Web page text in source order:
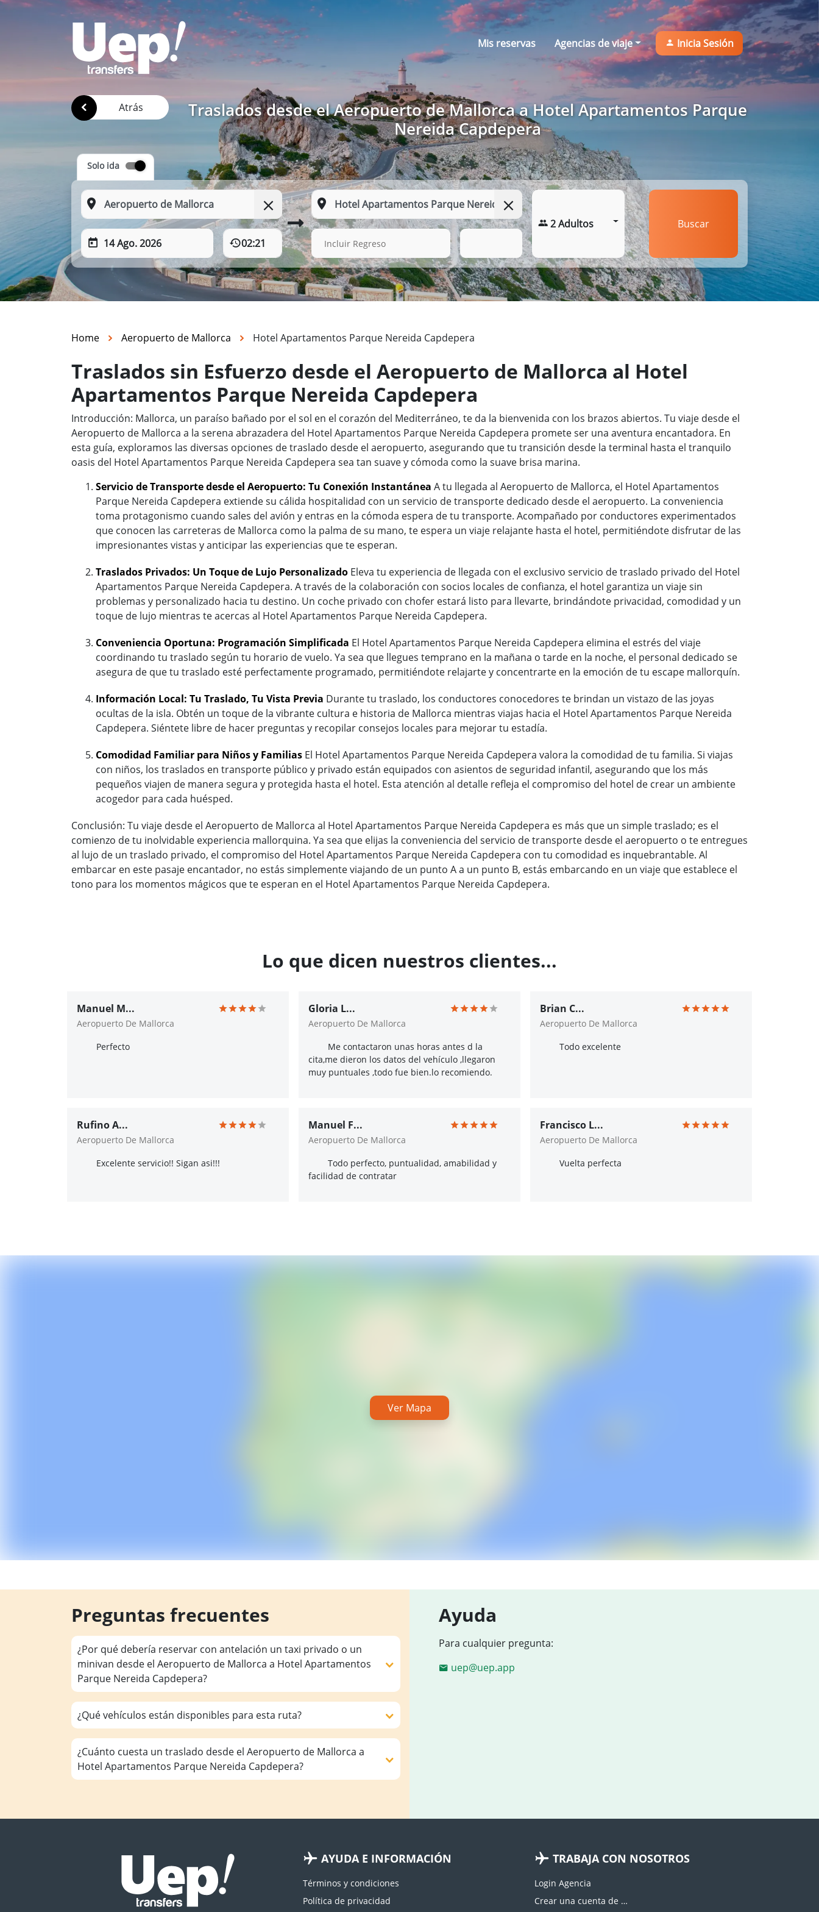
Mis reservas Agencias de viaje Inicia Sesión
Atrás
Traslados desde el Aeropuerto de Mallorca a Hotel Apartamentos Parque
Nereida Capdepera
Solo ida
14 Ago. 2026 02:21 14 Ago. 2026
Incluir Regreso
2 Adultos Buscar
Home Aeropuerto de Mallorca Hotel Apartamentos Parque Nereida Capdepera
Traslados sin Esfuerzo desde el Aeropuerto de Mallorca al Hotel
Apartamentos Parque Nereida Capdepera
Introducción: Mallorca, un paraíso bañado por el sol en el corazón del Mediterráneo, te da la bienvenida con los brazos abiertos. Tu viaje desde el
Aeropuerto de Mallorca a la serena abrazadera del Hotel Apartamentos Parque Nereida Capdepera promete ser una aventura encantadora. En
esta guía, exploramos las diversas opciones de traslado desde el aeropuerto, asegurando que tu transición desde la terminal hasta el tranquilo
oasis del Hotel Apartamentos Parque Nereida Capdepera sea tan suave y cómoda como la suave brisa marina.
Servicio de Transporte desde el Aeropuerto: Tu Conexión Instantánea A tu llegada al Aeropuerto de Mallorca, el Hotel Apartamentos
Parque Nereida Capdepera extiende su cálida hospitalidad con un servicio de transporte dedicado desde el aeropuerto. La conveniencia
toma protagonismo cuando sales del avión y entras en la cómoda espera de tu transporte. Acompañado por conductores experimentados
que conocen las carreteras de Mallorca como la palma de su mano, te espera un viaje relajante hasta el hotel, permitiéndote disfrutar de las
impresionantes vistas y anticipar las experiencias que te esperan.
Traslados Privados: Un Toque de Lujo Personalizado Eleva tu experiencia de llegada con el exclusivo servicio de traslado privado del Hotel
Apartamentos Parque Nereida Capdepera. A través de la colaboración con socios locales de confianza, el hotel garantiza un viaje sin
problemas y personalizado hacia tu destino. Un coche privado con chofer estará listo para llevarte, brindándote privacidad, comodidad y un
toque de lujo mientras te acercas al Hotel Apartamentos Parque Nereida Capdepera.
Conveniencia Oportuna: Programación Simplificada El Hotel Apartamentos Parque Nereida Capdepera elimina el estrés del viaje
coordinando tu traslado según tu horario de vuelo. Ya sea que llegues temprano en la mañana o tarde en la noche, el personal dedicado se
asegura de que tu traslado esté perfectamente programado, permitiéndote relajarte y concentrarte en la emoción de tu escape mallorquín.
Información Local: Tu Traslado, Tu Vista Previa Durante tu traslado, los conductores conocedores te brindan un vistazo de las joyas
ocultas de la isla. Obtén un toque de la vibrante cultura e historia de Mallorca mientras viajas hacia el Hotel Apartamentos Parque Nereida
Capdepera. Siéntete libre de hacer preguntas y recopilar consejos locales para mejorar tu estadía.
Comodidad Familiar para Niños y Familias El Hotel Apartamentos Parque Nereida Capdepera valora la comodidad de tu familia. Si viajas
con niños, los traslados en transporte público y privado están equipados con asientos de seguridad infantil, asegurando que los más
pequeños viajen de manera segura y protegida hasta el hotel. Esta atención al detalle refleja el compromiso del hotel de crear un ambiente
acogedor para cada huésped.
Conclusión: Tu viaje desde el Aeropuerto de Mallorca al Hotel Apartamentos Parque Nereida Capdepera es más que un simple traslado; es el
comienzo de tu inolvidable experiencia mallorquina. Ya sea que elijas la conveniencia del servicio de transporte desde el aeropuerto o te entregues
al lujo de un traslado privado, el compromiso del Hotel Apartamentos Parque Nereida Capdepera con tu comodidad es inquebrantable. Al
embarcar en este pasaje encantador, no estás simplemente viajando de un punto A a un punto B, estás embarcando en un viaje que establece el
tono para los momentos mágicos que te esperan en el Hotel Apartamentos Parque Nereida Capdepera.
Lo que dicen nuestros clientes...
Manuel M...
Aeropuerto De Mallorca
Perfecto
Gloria L...
Aeropuerto De Mallorca
Me contactaron unas horas antes d la
cita,me dieron los datos del vehículo ,llegaron
muy puntuales ,todo fue bien.lo recomiendo.
Brian C...
Aeropuerto De Mallorca
Todo excelente
Rufino A...
Aeropuerto De Mallorca
Excelente servicio!! Sigan asi!!!
Manuel F...
Aeropuerto De Mallorca
Todo perfecto, puntualidad, amabilidad y
facilidad de contratar
Francisco L...
Aeropuerto De Mallorca
Vuelta perfecta
Ver Mapa
Preguntas frecuentes
¿Por qué debería reservar con antelación un taxi privado o un
minivan desde el Aeropuerto de Mallorca a Hotel Apartamentos
Parque Nereida Capdepera?
¿Qué vehículos están disponibles para esta ruta?
¿Cuánto cuesta un traslado desde el Aeropuerto de Mallorca a
Hotel Apartamentos Parque Nereida Capdepera?
Ayuda
Para cualquier pregunta:
uep@uep.app
AYUDA E INFORMACIÓN
Términos y condiciones
Política de privacidad
TRABAJA CON NOSOTROS
Login Agencia
Crear una cuenta de agencia